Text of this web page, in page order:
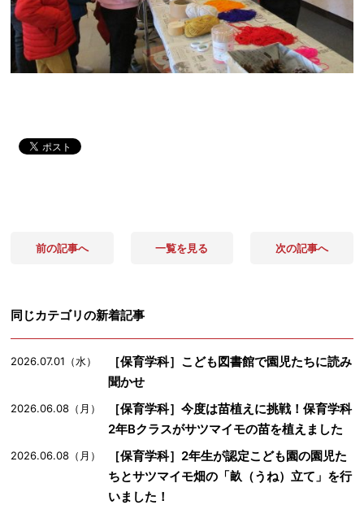
前の記事へ 一覧を見る 次の記事へ
同じカテゴリの新着記事
2026.07.01（水）
［保育学科］こども図書館で園児たちに読み
聞かせ
2026.06.08（月）
［保育学科］今度は苗植えに挑戦！保育学科
2年Bクラスがサツマイモの苗を植えました
2026.06.08（月）
［保育学科］2年生が認定こども園の園児た
ちとサツマイモ畑の「畝（うね）立て」を行
いました！